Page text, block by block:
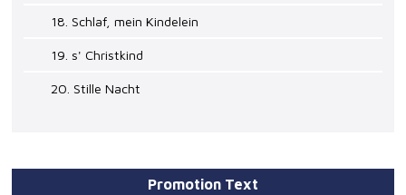
18. Schlaf, mein Kindelein
19. s' Christkind
20. Stille Nacht
Promotion Text